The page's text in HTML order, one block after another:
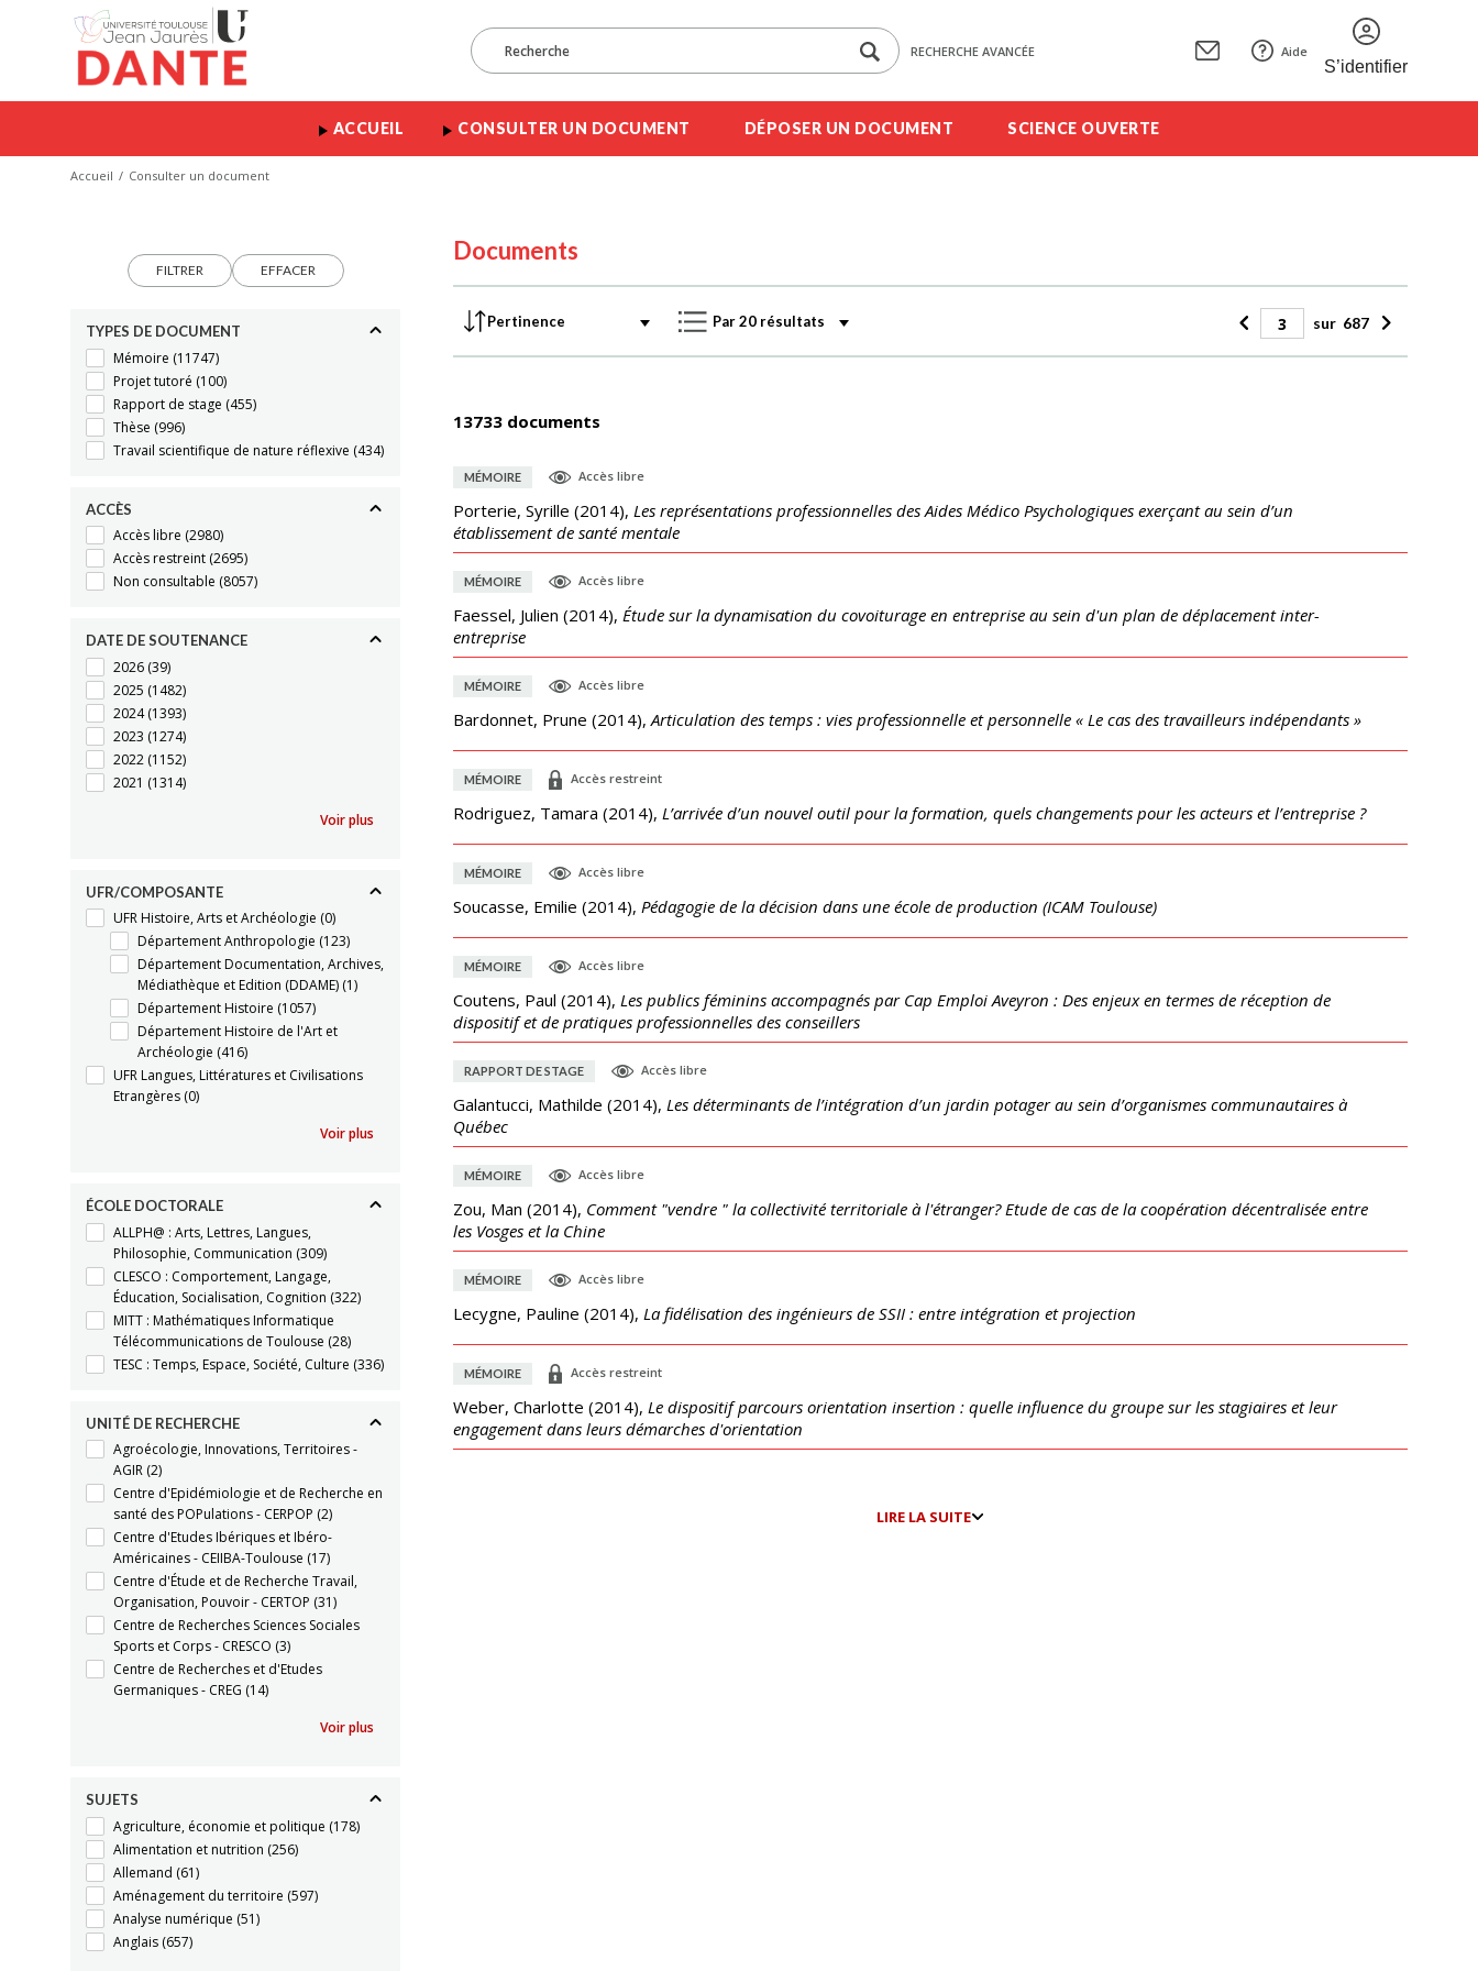
RECHERCHE AVANCÉE Aide
S’identifier
ACCUEIL CONSULTER UN DOCUMENT DÉPOSER UN DOCUMENT SCIENCE OUVERTE
Accueil Consulter un document
FILTRER EFFACER
TYPES DE DOCUMENT
Mémoire (11747)
Projet tutoré (100)
Rapport de stage (455)
Thèse (996)
Travail scientifique de nature réflexive (434)
ACCÈS
Accès libre (2980)
Accès restreint (2695)
Non consultable (8057)
DATE DE SOUTENANCE
2026 (39)
2025 (1482)
2024(1393)
2023 (1274)
2022 (1152)
2021 (1314)
Voir plus
UFR/COMPOSANTE
UFR Histoire, Arts et Archéologie (0)
Département Anthropologie (123)
Département Documentation, Archives,
Médiathèque et Edition (DDAME) (1)
Département Histoire (1057)
Département Histoire de l'Art et
Archéologie (416)
UFR Langues, Littératures et Civilisations
Etrangères (0)
Voir plus
ÉCOLE DOCTORALE
ALLPH@ : Arts, Lettres, Langues,
Philosophie, Communication (309)
CLESCO : Comportement, Langage,
Éducation, Socialisation, Cognition (322)
MITT : Mathématiques Informatique
Télécommunications de Toulouse (28)
TESC : Temps, Espace, Société, Culture (336)
UNITÉ DE RECHERCHE
Agroécologie, Innovations, Territoires -
AGIR (2)
Centre d'Epidémiologie et de Recherche en
santé des POPulations - CERPOP (2)
Centre d'Etudes Ibériques et Ibéro-
Américaines - CEIIBA-Toulouse (17)
Centre d'Étude et de Recherche Travail,
Organisation, Pouvoir - CERTOP (31)
Centre de Recherches Sciences Sociales
Sports et Corps - CRESCO (3)
Centre de Recherches et d'Etudes
Germaniques - CREG (14)
Voir plus
SUJETS
Agriculture, économie et politique (178)
Alimentation et nutrition (256)
Allemand (61)
Aménagement du territoire (597)
Analyse numérique (51)
Anglais (657)
Documents
sur 687
13733 documents
MÉMOIRE Accès libre
Porterie, Syrille (2014), Les représentations professionnelles des Aides Médico Psychologiques exerçant au sein d’un
établissement de santé mentale
MÉMOIRE Accès libre
Faessel, Julien (2014), Étude sur la dynamisation du covoiturage en entreprise au sein d'un plan de déplacement inter-
entreprise
MÉMOIRE Accès libre
Bardonnet, Prune (2014),Articulation des temps : vies professionnelle et personnelle « Le cas des travailleurs indépendants »
MÉMOIRE Accès restreint
Rodriguez, Tamara (2014), L’arrivée d’un nouvel outil pour la formation, quels changements pour les acteurs et l’entreprise ?
MÉMOIRE Accès libre
Soucasse, Emilie (2014), Pédagogie de la décision dans une école de production (ICAM Toulouse)
MÉMOIRE Accès libre
Coutens, Paul (2014), Les publics féminins accompagnés par Cap Emploi Aveyron : Des enjeux en termes de réception de
dispositif et de pratiques professionnelles des conseillers
RAPPORT DE STAGE Accès libre
Galantucci, Mathilde (2014), Les déterminants de l’intégration d’un jardin potager au sein d’organismes communautaires à
Québec
MÉMOIRE Accès libre
Zou, Man (2014), Comment "vendre " la collectivité territoriale à l'étranger? Etude de cas de la coopération décentralisée entre
les Vosges et la Chine
MÉMOIRE Accès libre
Lecygne, Pauline (2014), La fidélisation des ingénieurs de SSII : entre intégration et projection
MÉMOIRE Accès restreint
Weber, Charlotte (2014), Le dispositif parcours orientation insertion : quelle influence du groupe sur les stagiaires et leur
engagement dans leurs démarches d'orientation
LIRE LA SUITE